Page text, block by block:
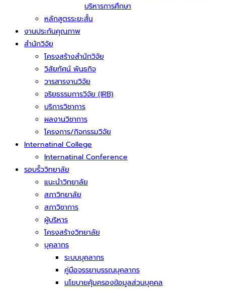
บริหารการศึกษา
หลักสูตรระยะสั้น
งานประกันคุณภาพ
สำนักวิจัย
โครงสร้างสำนักวิจัย
วิสัยทัศน์ พันธกิจ
วารสารงานวิจัย
จริยธรรมการวิจัย (IRB)
บริการวิชาการ
ผลงานวิชาการ
โครงการ/กิจกรรมวิจัย
Internatinal College
Internatinal Conference
รอบรั้ววิทยาลัย
แนะนำวิทยาลัย
สภาวิทยาลัย
สภาวิชาการ
ผู้บริหาร
โครงสร้างวิทยาลัย
บุคลากร
ระบบบุคลากร
คู่มือจรรยาบรรณบุคลากร
นโยบายคุ้มครองข้อมูลส่วนบุคคล